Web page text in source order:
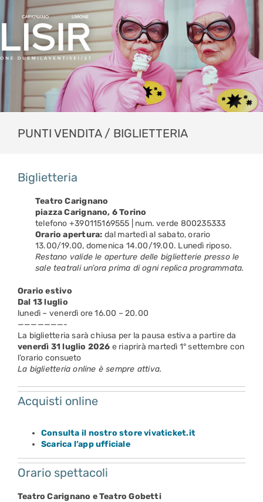
PUNTI VENDITA / BIGLIETTERIA
Biglietteria
Teatro Carignano
piazza Carignano, 6 Torino
telefono +390115169555 | num. verde 800235333
Orario apertura: dal martedì al sabato, orario
13.00/19.00, domenica 14.00/19.00. Lunedì riposo.
Restano valide le aperture delle biglietterie presso le
sale teatrali un’ora prima di ogni replica programmata.
Orario estivo
Dal 13 luglio
lunedì – venerdì ore 16.00 – 20.00
———————-
La biglietteria sarà chiusa per la pausa estiva a partire da
venerdì 31 luglio 2026 e riaprirà martedì 1° settembre con
l’orario consueto
La biglietteria online è sempre attiva.
Acquisti online
Consulta il nostro store vivaticket.it
Scarica l’app ufficiale
Orario spettacoli
Teatro Carignano e Teatro Gobetti